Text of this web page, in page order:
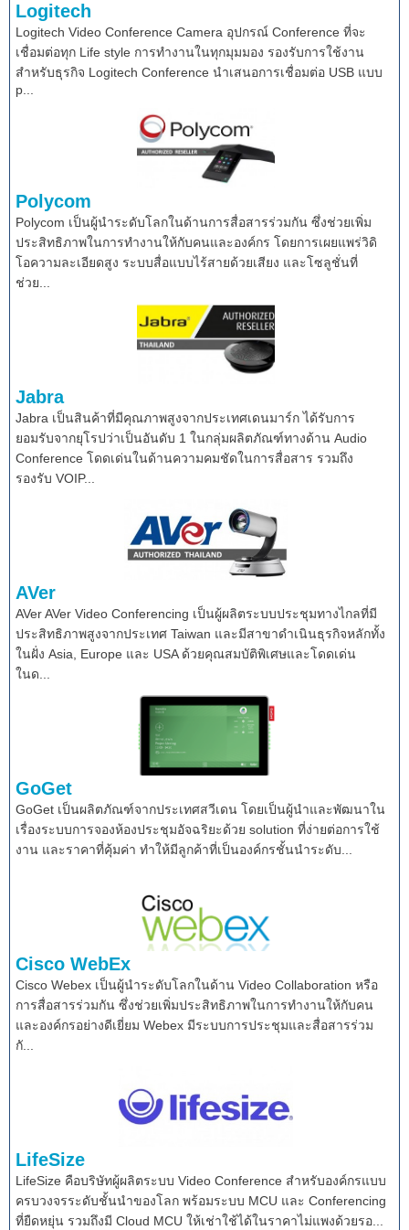
Logitech
Logitech Video Conference Camera อุปกรณ์ Conference ที่จะ
เชื่อมต่อทุก Life style การทำงานในทุกมุมมอง รองรับการใช้งาน
สำหรับธุรกิจ Logitech Conference นำเสนอการเชื่อมต่อ USB แบบ
p...
Polycom
Polycom เป็นผู้นำระดับโลกในด้านการสื่อสารร่วมกัน ซึ่งช่วยเพิ่ม
ประสิทธิภาพในการทำงานให้กับคนและองค์กร โดยการเผยแพร่วิดิ
โอความละเอียดสูง ระบบสื่อแบบไร้สายด้วยเสียง และโซลูชั่นที่
ช่วย...
Jabra
Jabra เป็นสินค้าที่มีคุณภาพสูงจากประเทศเดนมาร์ก ได้รับการ
ยอมรับจากยุโรปว่าเป็นอันดับ 1 ในกลุ่มผลิตภัณฑ์ทางด้าน Audio
Conference โดดเด่นในด้านความคมชัดในการสื่อสาร รวมถึง
รองรับ VOIP...
AVer
AVer AVer Video Conferencing เป็นผู้ผลิตระบบประชุมทางไกลที่มี
ประสิทธิภาพสูงจากประเทศ Taiwan และมีสาขาดำเนินธุรกิจหลักทั้ง
ในฝั่ง Asia, Europe และ USA ด้วยคุณสมบัติพิเศษและโดดเด่น
ในด...
GoGet
GoGet เป็นผลิตภัณฑ์จากประเทศสวีเดน โดยเป็นผู้นำและพัฒนาใน
เรื่องระบบการจองห้องประชุมอัจฉริยะด้วย solution ที่ง่ายต่อการใช้
งาน และราคาที่คุ้มค่า ทำให้มีลูกค้าที่เป็นองค์กรชั้นนำระดับ...
Cisco WebEx
Cisco Webex เป็นผู้นำระดับโลกในด้าน Video Collaboration หรือ
การสื่อสารร่วมกัน ซึ่งช่วยเพิ่มประสิทธิภาพในการทำงานให้กับคน
และองค์กรอย่างดีเยี่ยม Webex มีระบบการประชุมและสื่อสารร่วม
กั...
LifeSize
LifeSize คือบริษัทผู้ผลิตระบบ Video Conference สำหรับองค์กรแบบ
ครบวงจรระดับชั้นนำของโลก พร้อมระบบ MCU และ Conferencing
ที่ยืดหยุ่น รวมถึงมี Cloud MCU ให้เช่าใช้ได้ในราคาไม่แพงด้วยรอ...